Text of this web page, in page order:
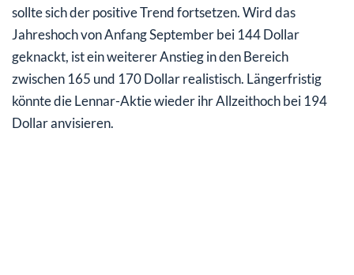
sollte sich der positive Trend fortsetzen. Wird das
Jahreshoch von Anfang September bei 144 Dollar
geknackt, ist ein weiterer Anstieg in den Bereich
zwischen 165 und 170 Dollar realistisch. Längerfristig
könnte die Lennar-Aktie wieder ihr Allzeithoch bei 194
Dollar anvisieren.